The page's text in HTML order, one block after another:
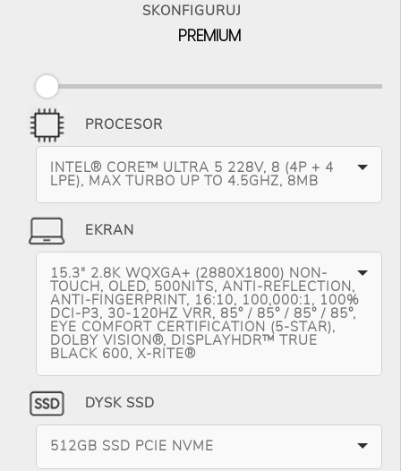
SKONFIGURUJ
PREMIUM
PROCESOR
INTEL® CORE™ ULTRA 5 228V, 8 (4P + 4
LPE), MAX TURBO UP TO 4.5GHZ, 8MB
EKRAN
15.3" 2.8K WQXGA+ (2880X1800) NON-
TOUCH, OLED, 500NITS, ANTI-REFLECTION,
ANTI-FINGERPRINT, 16:10, 100,000:1, 100%
DCI-P3, 30-120HZ VRR, 85° / 85° / 85° / 85°,
EYE COMFORT CERTIFICATION (5-STAR),
DOLBY VISION®, DISPLAYHDR™ TRUE
BLACK 600, X-RITE®
DYSK SSD
512GB SSD PCIE NVME